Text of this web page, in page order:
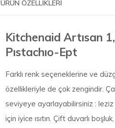
ÜRÜN ÖZELLİKLERİ
Kitchenaid Artısan
Pıstachıo-Ept
Farklı renk seçeneklerine ve
özellikleriyle de çok zengindir.
seviyeye ayarlayabilirsiniz :
için iyice ısıtın. Çift duvarlı